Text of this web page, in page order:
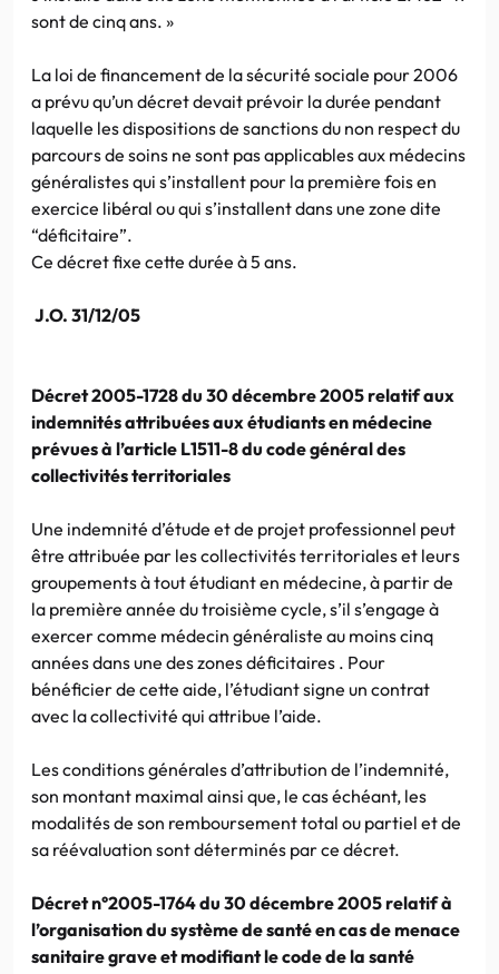
sont de cinq ans. »
La loi de financement de la sécurité sociale pour 2006
a prévu qu’un décret devait prévoir la durée pendant
laquelle les dispositions de sanctions du non respect du
parcours de soins ne sont pas applicables aux médecins
généralistes qui s’installent pour la première fois en
exercice libéral ou qui s’installent dans une zone dite
“déficitaire”.
Ce décret fixe cette durée à 5 ans.
J.O. 31/12/05
Décret 2005-1728 du 30 décembre 2005 relatif aux
indemnités attribuées aux étudiants en médecine
prévues à l’article L1511-8 du code général des
collectivités territoriales
Une indemnité d’étude et de projet professionnel peut
être attribuée par les collectivités territoriales et leurs
groupements à tout étudiant en médecine, à partir de
la première année du troisième cycle, s’il s’engage à
exercer comme médecin généraliste au moins cinq
années dans une des zones déficitaires . Pour
bénéficier de cette aide, l’étudiant signe un contrat
avec la collectivité qui attribue l’aide.
Les conditions générales d’attribution de l’indemnité,
son montant maximal ainsi que, le cas échéant, les
modalités de son remboursement total ou partiel et de
sa réévaluation sont déterminés par ce décret.
Décret n°2005-1764 du 30 décembre 2005 relatif à
l’organisation du système de santé en cas de menace
sanitaire grave et modifiant le code de la santé